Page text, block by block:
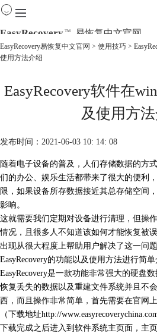
EasyRecovery TM 易恢复中文官网
下载
EasyRecovery易恢复中文官网 > 使用技巧 >
使用方法介绍
EasyRecovery软件在
及使用方
发布时间：2021-06-03 10: 14: 08
随着电子设备的普及，人们存储数据的方
们的办公、娱乐生活都带来了很大的便利
限，如果设备所存数据接近其总存储空间
影响。
这就需要我们定期对设备进行清理，但操
情况，且很多人不知道该如何才能恢复被
出现从很大程度上帮助用户解决了这一问
EasyRecovery的功能以及使用方法进行简单
EasyRecovery是一款功能非常强大的硬盘
恢复丢失的数据以及重建文件系统并且不
西，而且操作非常简单，首先需要在官网
（下载地址http://
下载完成之后进入到软件系统主页面，主